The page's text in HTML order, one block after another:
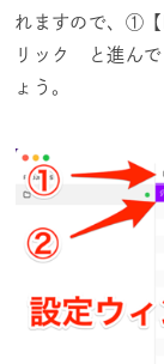
れますので、①
リック と進んで
ょう。